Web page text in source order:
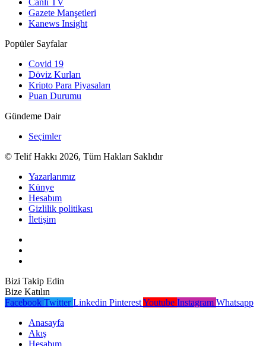
Canlı TV
Gazete Manşetleri
Kanews Insight
Popüler Sayfalar
Covid 19
Döviz Kurları
Kripto Para Piyasaları
Puan Durumu
Gündeme Dair
Seçimler
© Telif Hakkı 2026, Tüm Hakları Saklıdır
Yazarlarımız
Künye
Hesabım
Gizlilik politikası
İletişim
Bizi Takip Edin
Bize Katılın
Facebook Twitter Linkedin PinterestYoutube Instagram Whatsapp
Anasayfa
Akış
Hesabım